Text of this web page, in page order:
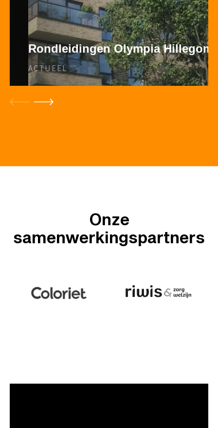
Rondleidingen Olympia Hillegom
ACTUEEL
Onze
samenwerkingspartners